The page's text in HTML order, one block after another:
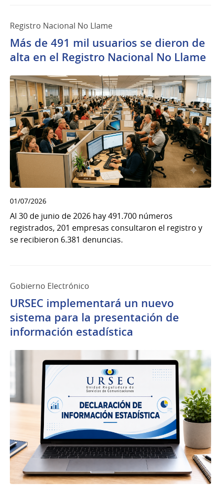
Registro Nacional No Llame
Más de 491 mil usuarios se dieron de
alta en el Registro Nacional No Llame
01/07/2026
Al 30 de junio de 2026 hay 491.700 números
registrados, 201 empresas consultaron el registro y
se recibieron 6.381 denuncias.
Gobierno Electrónico
URSEC implementará un nuevo
sistema para la presentación de
información estadística